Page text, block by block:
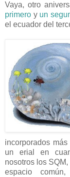
Vaya, otro
primero y un
el ecuador del
incorporados
un erial en
nosotros los
espacio